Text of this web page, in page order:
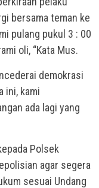
bersama teman ke
pulang pukul 3 : 00
oli, “Kata Mus.
demokrasi
ini, kami
ada lagi yang
Polsek
agar segera
sesuai Undang